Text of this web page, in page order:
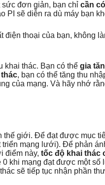
sức đơn giản, bạn chỉ cần
PI sẽ diễn ra dù máy bạn
thoại của bạn, không
khai thác. Bạn có thể gia
, bạn có thể tăng thu
của mạng. Và hãy nhớ
giới. Để đạt được mục
mạng lưới). Để phản
điểm này, tốc độ khai thác
0 khi mạng đạt được một
sẽ tiếp tục nhận phần